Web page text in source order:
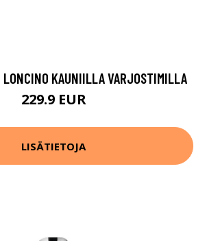
KAUNIILLA VARJOSTIMILLA
229.9 EUR
LISÄTIETOJA